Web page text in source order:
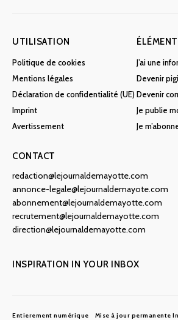
UTILISATION
Politique de cookies
Mentions légales
Déclaration de confidentialité (UE)
Imprint
Avertissement
J’ai une
Devenir
Devenir
Je publie
Je
CONTACT
redaction@lejournaldemayotte.com
annonce-legale@lejournaldemayote.com
abonnement@lejournaldemayotte.com
recrutement@lejournaldemayotte.com
direction@lejournaldemayotte.com
INSPIRATION IN YOUR INBOX
Entierement numérique Mise à jour permanente